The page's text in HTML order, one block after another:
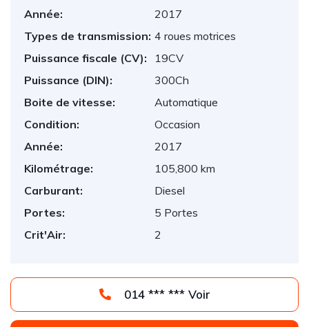
Année:
2017
Types de transmission: 4 roues motrices
Puissance fiscale (CV):
19CV
Puissance (DIN):
300Ch
Boite de vitesse:
Automatique
Condition:
Occasion
Année:
2017
Kilométrage:
105,800 km
Carburant:
Diesel
Portes:
5 Portes
Crit'Air:
2
014 *** *** Voir